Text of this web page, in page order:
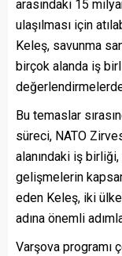
arasındaki 15
ulaşılması için
Keleş, savunma
birçok alanda iş
değerlendirmelerde
Bu temaslar
süreci, NATO
alanındaki iş
gelişmelerin
eden Keleş, iki
adına önemli
Varşova programı